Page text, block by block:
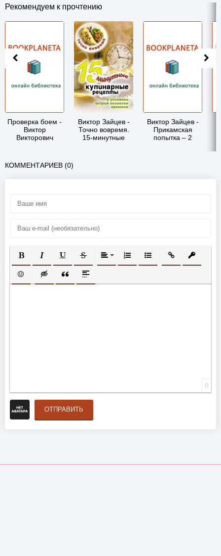
Рекомендуем к прочтению
Проверка боем -
Виктор
Викторович
Виктор Зайцев -
Точно вовремя.
15-минутные
Виктор Зайцев -
Прикамская
попытка – 2
КОММЕНТАРИЕВ (0)
ПОЛУЖИРНЫЙ
КУРСИВПОДЧЕРКНУТЫЙ
ЗАЧЕРКНУТЫЙВЫРАВНИВАНИЕ
НУМЕРОВАННЫЙ СПИСОК
МАРКИРОВАННЫЙ
ВСТАВИТЬ
ВСТАВИТЬ СМАЙЛИК
ВСТАВКА СКРЫТОГО ТЕКСТА
ВСТАВКА ЦИТАТЫ
ВСТАВКА СПОЙЛЕРА
0
ОТПРАВИТЬ